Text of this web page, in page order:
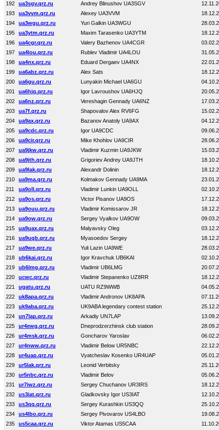
192
ua3sgv.qrz.ru Andrey Blinushov UA3SGV
193
ua3vvm.qrz.ru Alexey UA3VVM
194
ua3wgu.qrz.ru Yuri Galkin UA3WGU
195
ua3ytm.qrz.ru Maxim Tarasenko UA3YTM
196
ua4cgr.qrz.ru Valery Bazhenov UA4CGR
197
ua4lou.qrz.ru Rublev Vladimir UA4LOU
198
ua4nx.qrz.ru Eduard Dergaev UA4NX
199
ua6abz.qrz.ru Alex Sats
200
ua6gu.qrz.ru Lunyakin Michael UA6GU
201
ua6hjq.qrz.ru Igor Lavroushov UA6HJQ
202
ua6nz.qrz.ru Vereshagin Gennady UA6NZ
203
ua7f.qrz.ru Shapovalov Alex RV6FG
204
ua9ax.qrz.ru Bazanov Anatoly UA9AX
205
ua9cdc.qrz.ru Igor UA9CDC
206
ua9cir.qrz.ru Mike Khohlov UA9CIR
207
ua9jkw.qrz.ru Vladimir Kuzmin UA9JKW
208
ua9jth.qrz.ru Grigoriev Andrey UA9JTH
209
ua9lak.qrz.ru Alexandr Dolinin
210
ua9ma.qrz.ru Kolmakov Gennady UA9MA
211
ua9oll.qrz.ru Vladimir Lunkin UA9OLL
212
ua9os.qrz.ru Victor Pisanov UA9OS
213
ua9ouu.qrz.ru Vladimir Komissarov JR
214
ua9ow.qrz.ru Sergey Vyalkov UA9OW
215
ua9uax.qrz.ru Malyavsky Oleg
216
ua9uqb.qrz.ru Myasoedov Sergey
217
ua9we.qrz.ru Yuli Lazin UA9WE
218
ub6kai.qrz.ru Igor Kravchuk UB6KAI
219
ub6lmg.qrz.ru Vladimir UB6LMG
220
ucwc.qrz.ru Vladimir Stepanenko UZ8RR
221
ugatu.qrz.ru UATU RZ9WWB
222
uk8apa.qrz.ru Vladimir Andronov UK8APA
223
uk9aba.qrz.ru UK9ABA legendary contest station
224
un7lap.qrz.ru Arkadiy UN7LAP
225
ur4ewg.qrz.ru Dneprodzerzhinsk club station
226
ur4msk.qrz.ru Goncharov Yaroslav
227
ur4nww.qrz.ru Vladimir Below UR5NBC
228
ur4uap.qrz.ru Vyatcheslav Kosenko UR4UAP
229
ur5lak.qrz.ru Leonid Verbitsky
230
ur5nbc.qrz.ru Vladimir Belov
231
ur7iwz.qrz.ru Sergey Chuchanov UR3IRS
232
us3iat.qrz.ru Gladkovsky Igor US3IAT
233
us3qq.qrz.ru Sergey Kurashkin US3QQ
234
us4lbo.qrz.ru Sergey Pivovarov US4LBO
235
us5caa.qrz.ru Viktor Atamas US5CAA